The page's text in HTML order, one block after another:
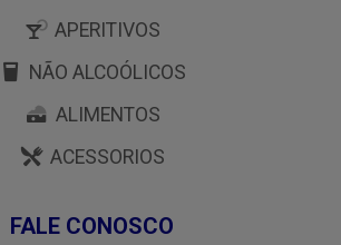
APERITIVOS
NÃO ALCOÓLICOS
ALIMENTOS
ACESSORIOS
FALE CONOSCO